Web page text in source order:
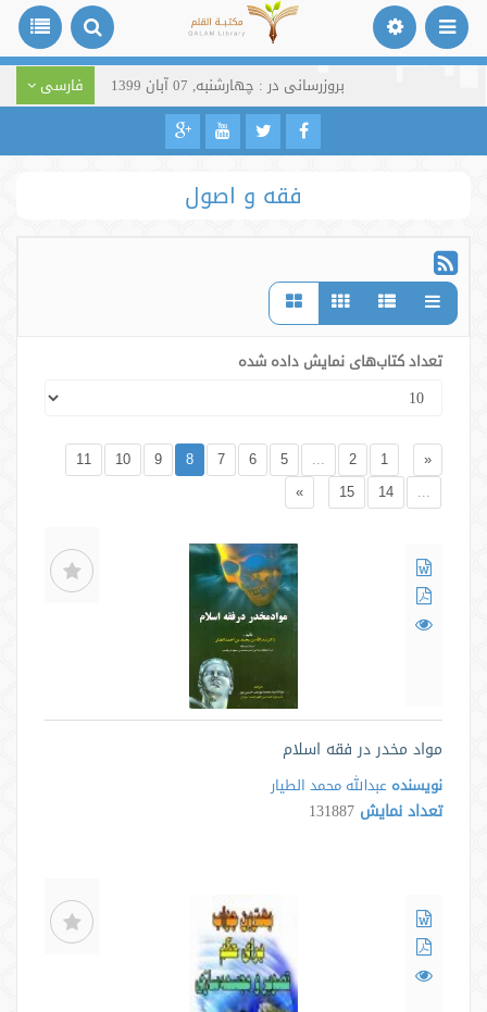
بروزرسانی در : چهارشنبه, 07 آبان 1399 فارسی
فقه و اصول
تعداد کتاب‌های نمایش داده شده
«
1
2
...
5
6
7
8
9
10
11
...
14
15
»
مواد مخدر در فقه اسلام
نویسنده عبدالله محمد الطیار
تعداد نمایش 131887